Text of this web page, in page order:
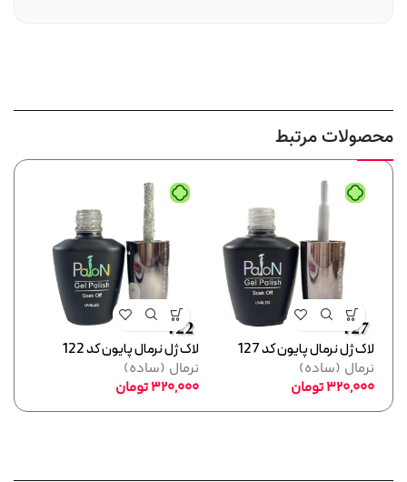
محصولات مرتبط
لاک ژل نرمال پایون کد 127
نرمال (ساده)
320,000تومان
لاک ژل نرمال پایون کد 122
نرمال (ساده)
320,000تومان